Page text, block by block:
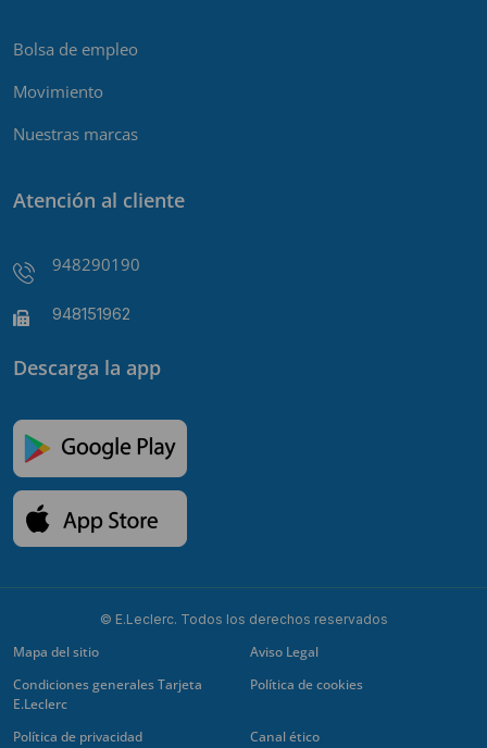
Bolsa de empleo
Movimiento
Nuestras marcas
Atención al cliente
948290190
948151962
Descarga la app
© E.Leclerc. Todos los derechos reservados
Mapa del sitio
Aviso Legal
Condiciones generales Tarjeta
E.Leclerc
Política de cookies
Política de privacidad Canal ético